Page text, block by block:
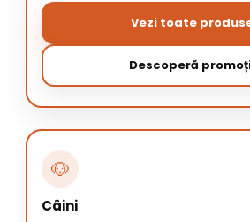
Vezi toate
Descoperă
🐶
Câini